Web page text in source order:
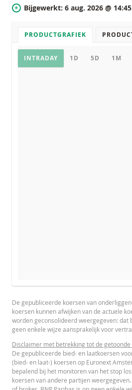
* Bijgewerkt: 6 aug. 2026 @
PRODUCTGRAFIEK
Productgrafiek
INTRADAY 1D 5D 1M
VERWACHTE KOERS VAN DE
Referentiekoers
Financieringsniveau
Stop loss-niveau
PROSPECTUS
Prospectus (NL)
FINAL TERMS
Final Terms
PRODUCT PROJECTIONS
Some helper text for the product
UNDERLYING PRICE
De gepubliceerde koersen van
koersen kunnen afwijken van de actuele
worden geconsolideerd weergegeven: dat
geen enkele wijze aansprakelijk voor
Disclaimer met betrekking tot de getoonde
De gepubliceerde bied- en laatkoersen
(bied- en laat-) koersen op Euronext
bepalend bij het monitoren van het stop
koersen van andere partijen